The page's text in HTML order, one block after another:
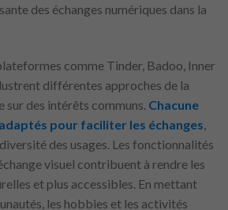
des échanges numériques dans la
comme Tinder, Badoo, Inner
différentes approches de la
des intérêts communs. Chacune
pour faciliter les échanges
des usages. Les fonctionnalités
visuel contribuent à rendre les
et plus accessibles. En mettant
les hobbies et les activités